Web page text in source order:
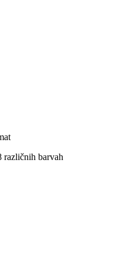
različnih barvah